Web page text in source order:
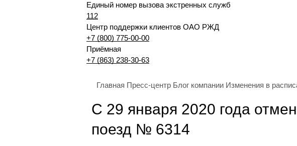
Единый номер вызова экстренных служб
112
Центр поддержки клиентов ОАО РЖД
+7 (800) 775-00-00
Приёмная
+7 (863) 238-30-63
Главная Пресс-центр Блог компании Изменения в
С 29 января 2020 года
поезд № 6314